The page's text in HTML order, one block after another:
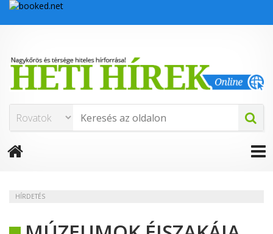
HÍRDETÉS